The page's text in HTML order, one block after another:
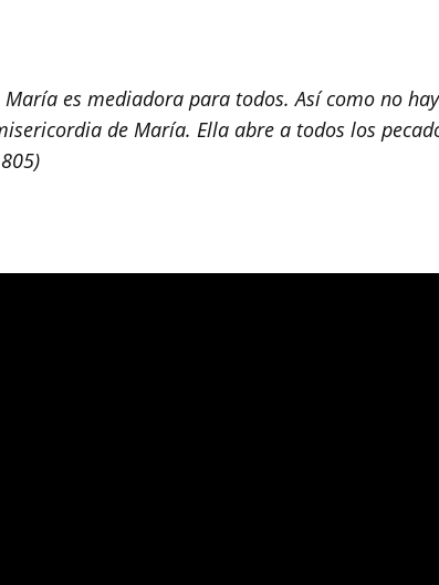
es mediadora para todos. Así como no
de María. Ella abre a todos los